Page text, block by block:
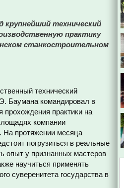
крупнейший технический
практику
станкостроительном
технический
Баумана командировал в
прохождения практики на
компании
протяжении месяца
погрузиться в реальные
опыт у признанных мастеров
научиться применять
суверенитета государства в